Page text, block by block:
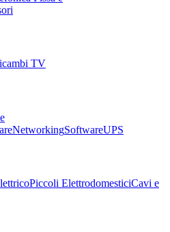
TV
NetworkingSoftwareUPS
Piccoli ElettrodomesticiCavi e